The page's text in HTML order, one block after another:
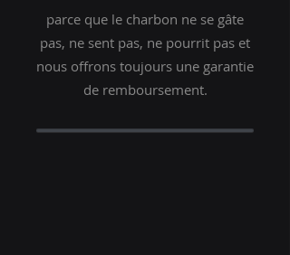
parce que le charbon ne se gâte
pas, ne sent pas, ne pourrit pas et
nous offrons toujours une garantie
de remboursement.